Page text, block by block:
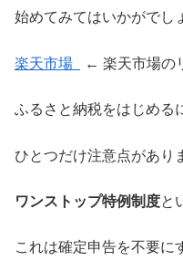
始めてみてはいかがでし
楽天市場 ← 楽天市場の
ふるさと納税をはじめる
ひとつだけ注意点があり
ワンストップ特例制度と
これは確定申告を不要に